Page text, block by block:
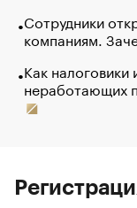
Сотрудники
компаниям.
Как
неработающих